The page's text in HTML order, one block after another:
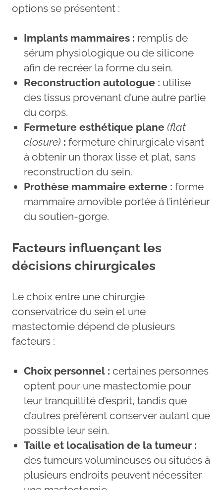
options se présentent :
Implants mammaires : remplis de
sérum physiologique ou de silicone
afin de recréer la forme du sein.
Reconstruction autologue : utilise
des tissus provenant d’une autre partie
du corps.
Fermeture esthétique plane (flat
closure) : fermeture chirurgicale visant
à obtenir un thorax lisse et plat, sans
reconstruction du sein.
Prothèse mammaire externe : forme
mammaire amovible portée à l’intérieur
du soutien-gorge.
Facteurs influençant les
décisions chirurgicales
Le choix entre une chirurgie
conservatrice du sein et une
mastectomie dépend de plusieurs
facteurs :
Choix personnel : certaines personnes
optent pour une mastectomie pour
leur tranquillité d’esprit, tandis que
d’autres préfèrent conserver autant que
possible leur sein.
Taille et localisation de la tumeur :
des tumeurs volumineuses ou situées à
plusieurs endroits peuvent nécessiter